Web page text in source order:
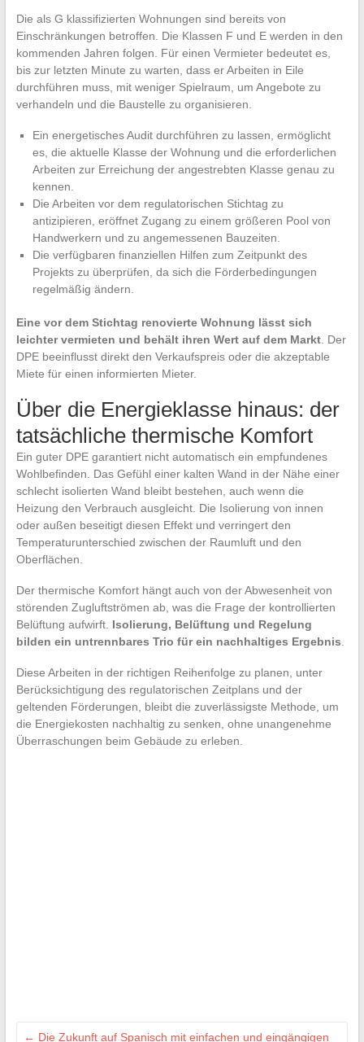
Die als G klassifizierten Wohnungen sind bereits von
Einschränkungen betroffen. Die Klassen F und E werden in den
kommenden Jahren folgen. Für einen Vermieter bedeutet es,
bis zur letzten Minute zu warten, dass er Arbeiten in Eile
durchführen muss, mit weniger Spielraum, um Angebote zu
verhandeln und die Baustelle zu organisieren.
Ein energetisches Audit durchführen zu lassen, ermöglicht
es, die aktuelle Klasse der Wohnung und die erforderlichen
Arbeiten zur Erreichung der angestrebten Klasse genau zu
kennen.
Die Arbeiten vor dem regulatorischen Stichtag zu
antizipieren, eröffnet Zugang zu einem größeren Pool von
Handwerkern und zu angemessenen Bauzeiten.
Die verfügbaren finanziellen Hilfen zum Zeitpunkt des
Projekts zu überprüfen, da sich die Förderbedingungen
regelmäßig ändern.
Eine vor dem Stichtag renovierte Wohnung lässt sich
leichter vermieten und behält ihren Wert auf dem Markt. Der
DPE beeinflusst direkt den Verkaufspreis oder die akzeptable
Miete für einen informierten Mieter.
Über die Energieklasse hinaus: der
tatsächliche thermische Komfort
Ein guter DPE garantiert nicht automatisch ein empfundenes
Wohlbefinden. Das Gefühl einer kalten Wand in der Nähe einer
schlecht isolierten Wand bleibt bestehen, auch wenn die
Heizung den Verbrauch ausgleicht. Die Isolierung von innen
oder außen beseitigt diesen Effekt und verringert den
Temperaturunterschied zwischen der Raumluft und den
Oberflächen.
Der thermische Komfort hängt auch von der Abwesenheit von
störenden Zugluftströmen ab, was die Frage der kontrollierten
Belüftung aufwirft. Isolierung, Belüftung und Regelung
bilden ein untrennbares Trio für ein nachhaltiges Ergebnis.
Diese Arbeiten in der richtigen Reihenfolge zu planen, unter
Berücksichtigung des regulatorischen Zeitplans und der
geltenden Förderungen, bleibt die zuverlässigste Methode, um
die Energiekosten nachhaltig zu senken, ohne unangenehme
Überraschungen beim Gebäude zu erleben.
← Die Zukunft auf Spanisch mit einfachen und eingängigen